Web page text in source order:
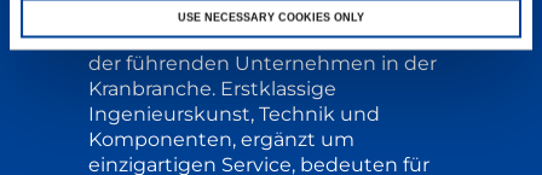
USE NECESSARY COOKIES ONLY
Tadanos legendärer Ruf für Qualität
und Innovation macht uns zu einem
der führenden Unternehmen in der
Kranbranche. Erstklassige
Ingenieurskunst, Technik und
Komponenten, ergänzt um
einzigartigen Service, bedeuten für